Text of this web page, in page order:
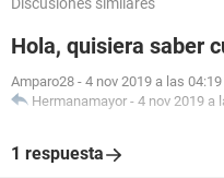
Hola, quisiera saber
Amparo28 - 4 nov 2019 a las 04:19
Hermanamayor - 4 nov 2019 a
1 respuesta